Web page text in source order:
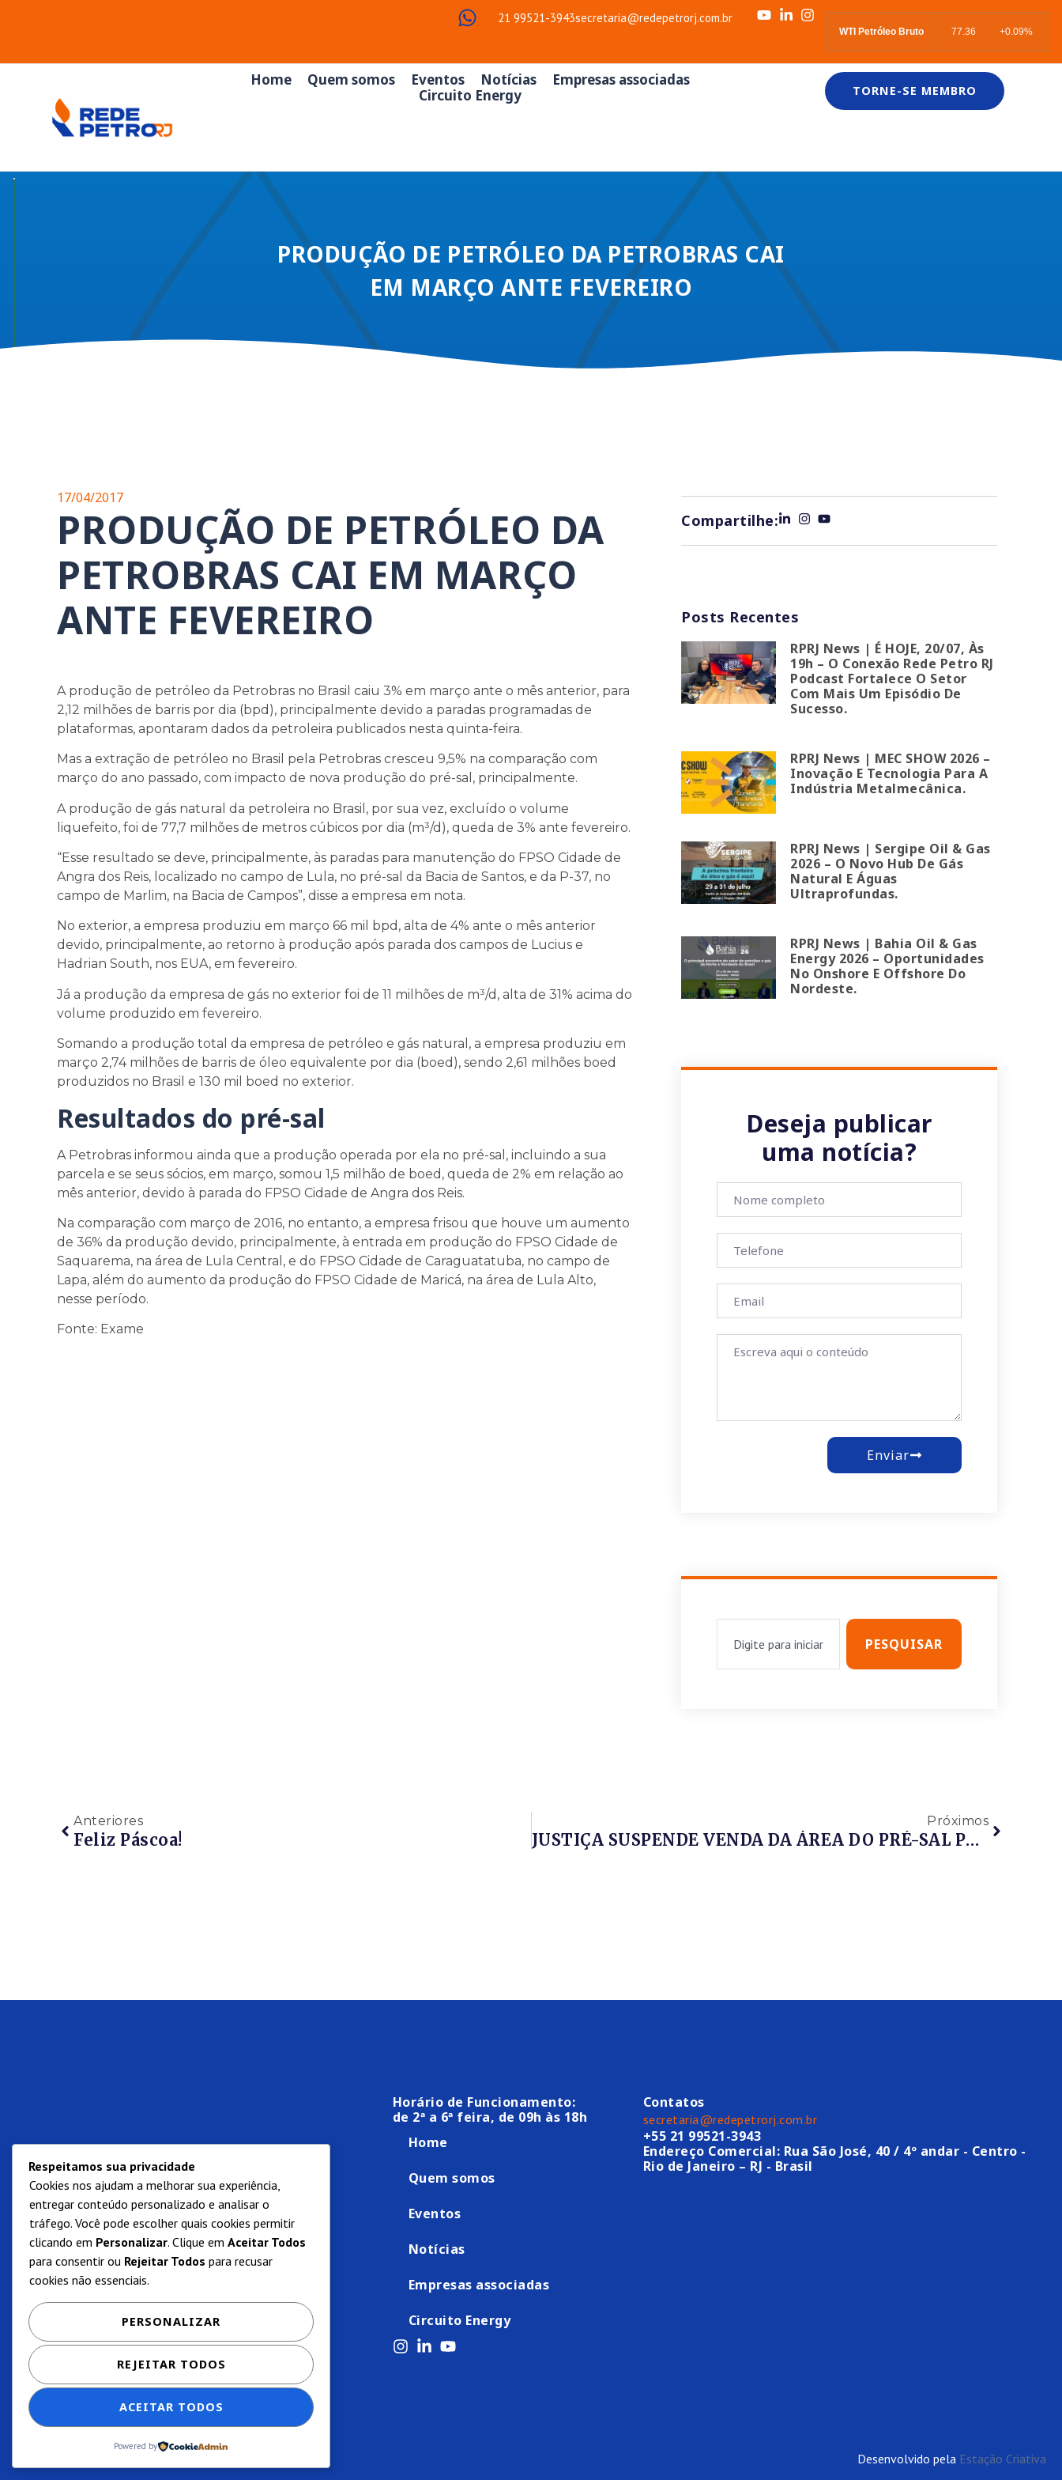
21 99521-3943secretaria@redepetrorj.com.br
WTI Petróleo Bruto 77.36 +0.09%
Home Quem somos Eventos Notícias
Empresas associadas
Circuito Energy
TORNE-SE MEMBRO
PRODUÇÃO DE PETRÓLEO DA PETROBRAS CAI
EM MARÇO ANTE FEVEREIRO
17/04/2017
PRODUÇÃO DE PETRÓLEO DA
PETROBRAS CAI EM MARÇO
ANTE FEVEREIRO
A produção de petróleo da Petrobras no Brasil caiu 3% em março ante o mês anterior, para
2,12 milhões de barris por dia (bpd), principalmente devido a paradas programadas de
plataformas, apontaram dados da petroleira publicados nesta quinta-feira.
Mas a extração de petróleo no Brasil pela Petrobras cresceu 9,5% na comparação com
março do ano passado, com impacto de nova produção do pré-sal, principalmente.
A produção de gás natural da petroleira no Brasil, por sua vez, excluído o volume
liquefeito, foi de 77,7 milhões de metros cúbicos por dia (m³/d), queda de 3% ante fevereiro.
“Esse resultado se deve, principalmente, às paradas para manutenção do FPSO Cidade de
Angra dos Reis, localizado no campo de Lula, no pré-sal da Bacia de Santos, e da P-37, no
campo de Marlim, na Bacia de Campos”, disse a empresa em nota.
No exterior, a empresa produziu em março 66 mil bpd, alta de 4% ante o mês anterior
devido, principalmente, ao retorno à produção após parada dos campos de Lucius e
Hadrian South, nos EUA, em fevereiro.
Já a produção da empresa de gás no exterior foi de 11 milhões de m³/d, alta de 31% acima do
volume produzido em fevereiro.
Somando a produção total da empresa de petróleo e gás natural, a empresa produziu em
março 2,74 milhões de barris de óleo equivalente por dia (boed), sendo 2,61 milhões boed
produzidos no Brasil e 130 mil boed no exterior.
Resultados do pré-sal
A Petrobras informou ainda que a produção operada por ela no pré-sal, incluindo a sua
parcela e se seus sócios, em março, somou 1,5 milhão de boed, queda de 2% em relação ao
mês anterior, devido à parada do FPSO Cidade de Angra dos Reis.
Na comparação com março de 2016, no entanto, a empresa frisou que houve um aumento
de 36% da produção devido, principalmente, à entrada em produção do FPSO Cidade de
Saquarema, na área de Lula Central, e do FPSO Cidade de Caraguatatuba, no campo de
Lapa, além do aumento da produção do FPSO Cidade de Maricá, na área de Lula Alto,
nesse período.
Fonte: Exame
Compartilhe:
Posts Recentes
RPRJ News | É HOJE, 20/07, Às
19h – O Conexão Rede Petro RJ
Podcast Fortalece O Setor
Com Mais Um Episódio De
Sucesso.
RPRJ News | MEC SHOW 2026 –
Inovação E Tecnologia Para A
Indústria Metalmecânica.
RPRJ News | Sergipe Oil & Gas
2026 – O Novo Hub De Gás
Natural E Águas
Ultraprofundas.
RPRJ News | Bahia Oil & Gas
Energy 2026 – Oportunidades
No Onshore E Offshore Do
Nordeste.
Deseja publicar
uma notícia?
Enviar
PESQUISAR
Anteriores
Feliz Páscoa!
Próximos
JUSTIÇA SUSPENDE VENDA DA ÁREA DO PRÉ-SAL PELA PETROBRAS À STATOIL, DIZ FNP
Horário de Funcionamento:
de 2ª a 6ª feira, de 09h às 18h
Home
Quem somos
Eventos
Notícias
Empresas associadas
Circuito Energy
Contatos
secretaria@redepetrorj.com.br
+55 21 99521-3943
Endereço Comercial: Rua São José, 40 / 4º andar - Centro -
Rio de Janeiro – RJ - Brasil
Desenvolvido pela Estação Criativa
Respeitamos sua privacidade
Cookies nos ajudam a melhorar sua experiência,
entregar conteúdo personalizado e analisar o
tráfego. Você pode escolher quais cookies permitir
clicando em Personalizar. Clique em Aceitar Todos
para consentir ou Rejeitar Todos para recusar
cookies não essenciais.
PERSONALIZAR
REJEITAR TODOS
ACEITAR TODOS
Powered by